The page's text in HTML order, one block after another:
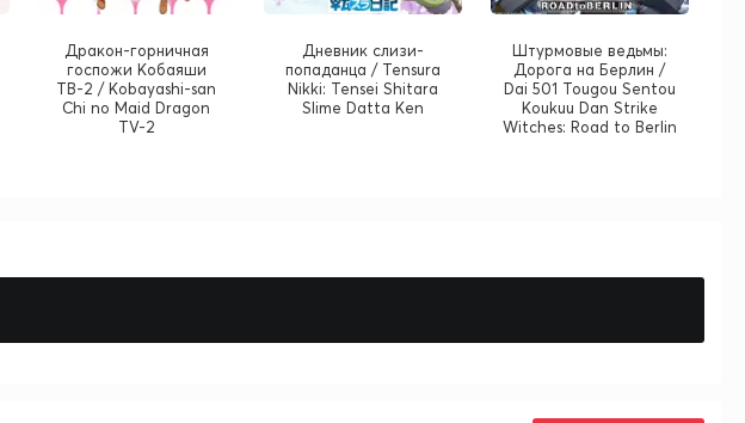
Дракон-горничная
госпожи Кобаяши
ТВ-2 / Kobayashi-san
Chi no Maid Dragon
TV-2
Дневник слизи-
попаданца / Tensura
Nikki: Tensei Shitara
Slime Datta Ken
Штурмовые ведьмы:
Дорога на Берлин /
Dai 501 Tougou Sentou
Koukuu Dan Strike
Witches: Road to Berlin